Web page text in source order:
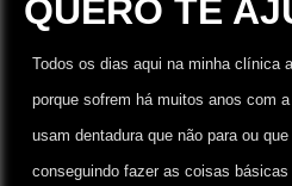
QUERO TE
Todos os dias aqui na minha clínica
porque sofrem há muitos anos com
usam dentadura que não para ou
conseguindo fazer as coisas